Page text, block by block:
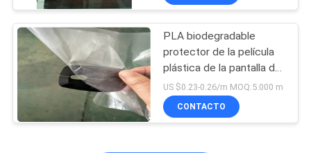
PLA biodegradable
protector de la película
plástica de la pantalla de
cristal líquido del ratón
toda la degradación
US $0.23-0.26/m MOQ:5.000 m
CONTACTO